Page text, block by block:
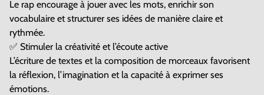
Le rap encourage à jouer avec les mots, enrichir son
vocabulaire et structurer ses idées de manière claire et
rythmée.
✅ Stimuler la créativité et l’écoute active
L’écriture de textes et la composition de morceaux favorisent
la réflexion, l’imagination et la capacité à exprimer ses
émotions.